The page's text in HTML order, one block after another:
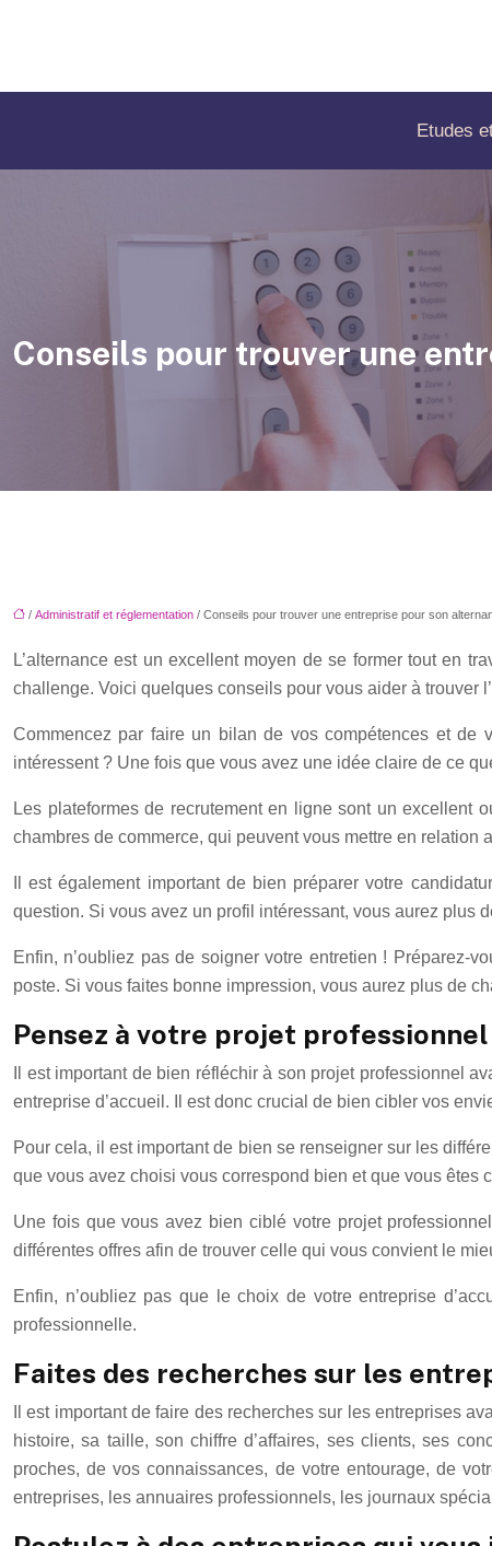
Etudes
Conseils pour trouver une
/ Administratif et réglementation / Conseils pour trouver une entreprise pour son
L’alternance est un excellent moyen de se former tout en
challenge. Voici quelques conseils pour vous aider à trouver
Commencez par faire un bilan de vos compétences et de
intéressent ? Une fois que vous avez une idée claire de ce
Les plateformes de recrutement en ligne sont un excellent
chambres de commerce, qui peuvent vous mettre en relation
Il est également important de bien préparer votre
question. Si vous avez un profil intéressant, vous aurez plus
Enfin, n’oubliez pas de soigner votre entretien ! Préparez-
poste. Si vous faites bonne impression, vous aurez plus de
Pensez à votre projet professionnel
Il est important de bien réfléchir à son projet professionnel
entreprise d’accueil. Il est donc crucial de bien cibler vos
Pour cela, il est important de bien se renseigner sur les
que vous avez choisi vous correspond bien et que vous êtes
Une fois que vous avez bien ciblé votre projet
différentes offres afin de trouver celle qui vous convient le
Enfin, n’oubliez pas que le choix de votre entreprise
professionnelle.
Faites des recherches sur les
Il est important de faire des recherches sur les entreprises
histoire, sa taille, son chiffre d’affaires, ses clients, ses
proches, de vos connaissances, de votre entourage, de
entreprises, les annuaires professionnels, les journaux